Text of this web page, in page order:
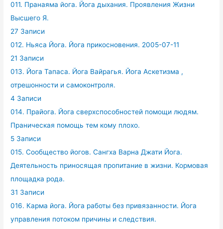
011. Пранаяма йога. Йога дыхания. Проявления Жизни
Высшего Я.
27 Записи
012. Ньяса Йога. Йога прикосновения. 2005-07-11
21 Записи
013. Йога Тапаса. Йога Вайрагья. Йога Аскетизма ,
отрешонности и самоконтроля.
4 Записи
014. Прайога. Йога сверхспособностей помощи людям.
Праническая помощь тем кому плохо.
5 Записи
015. Сообщество йогов. Сангха Варна Джати Йога.
Деятельность приносящая пропитание в жизни. Кормовая
площадка рода.
31 Записи
016. Карма йога. Йога работы без привязанности. Йога
управления потоком причины и следствия.